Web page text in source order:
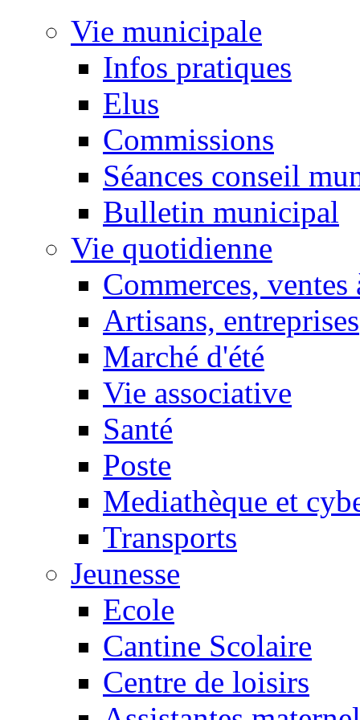
Vie municipale
Infos pratiques
Elus
Commissions
Séances conseil
Bulletin municipal
Vie quotidienne
Commerces, ventes
Artisans, entreprises
Marché d'été
Vie associative
Santé
Poste
Mediathèque et
Transports
Jeunesse
Ecole
Cantine Scolaire
Centre de loisirs